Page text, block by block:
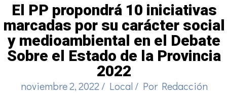
El PP propondrá 10 iniciativas
marcadas por su carácter social
y medioambiental en el Debate
Sobre el Estado de la Provincia
2022
noviembre 2, 2022 / Local / Por Redacción